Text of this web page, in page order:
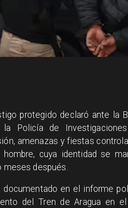
protegido declaró ante la
la Policía de
amenazas y fiestas
cuya identidad se
después.
en el informe
del Tren de Aragua en